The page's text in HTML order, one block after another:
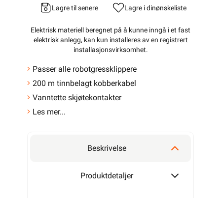
Lagre til senere Lagre i dinønskeliste
Elektrisk materiell beregnet på å kunne inngå i et fast
elektrisk anlegg, kan kun installeres av en registrert
installasjonsvirksomhet.
Passer alle robotgressklippere
200 m tinnbelagt kobberkabel
Vanntette skjøtekontakter
Les mer...
Beskrivelse
Produktdetaljer